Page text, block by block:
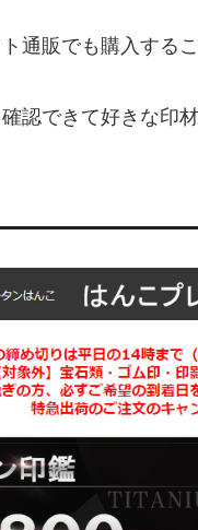
通販でも購入するこ
認できて好きな印